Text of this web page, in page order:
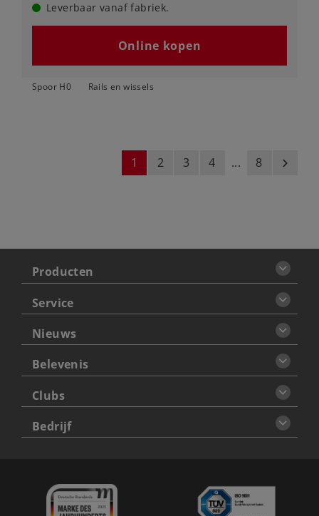
Leverbaar vanaf fabriek.
Online kopen
Spoor H0 Rails en wissels
1 2 3 4 ... 8 next
Producten
Service
Nieuws
Belevenis
Clubs
Bedrijf